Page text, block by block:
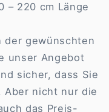
– 220 cm Länge
gewünschten
unser Angebot
sicher, dass Sie
Aber nicht nur die
das Preis-